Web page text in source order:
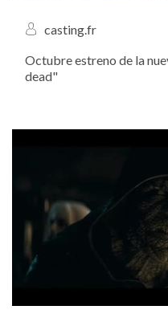
casting.fr
Octubre estreno de la
dead"